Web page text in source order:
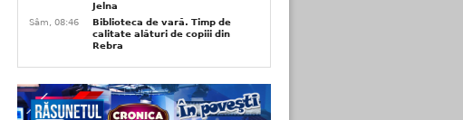
Jelna
Sâm, 08:46
Biblioteca de vară. Timp de
calitate alături de copiii din
Rebra